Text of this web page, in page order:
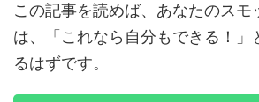
この記事を読めば、あなたのスモ
は、「これなら自分もできる！」
るはずです。